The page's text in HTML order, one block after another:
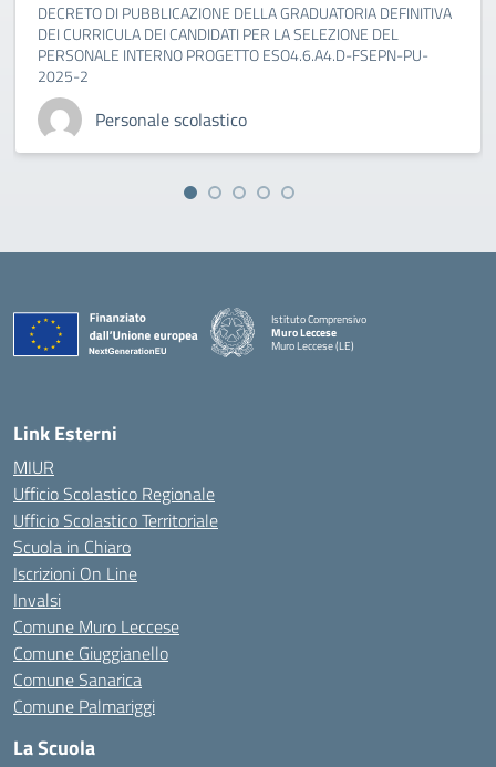
DECRETO DI PUBBLICAZIONE DELLA GRADUATORIA DEFINITIVA
DEI CURRICULA DEI CANDIDATI PER LA SELEZIONE DEL
PERSONALE INTERNO PROGETTO ESO4.6.A4.D-FSEPN-PU-
2025-2
Personale scolastico
Istituto Comprensivo
Muro Leccese
Muro Leccese (LE)
Link Esterni
MIUR
Ufficio Scolastico Regionale
Ufficio Scolastico Territoriale
Scuola in Chiaro
Iscrizioni On Line
Invalsi
Comune Muro Leccese
Comune Giuggianello
Comune Sanarica
Comune Palmariggi
La Scuola